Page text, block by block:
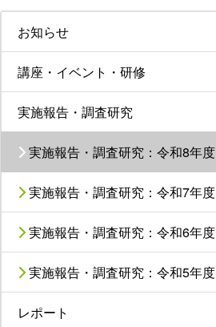
お知らせ
講座・イベント・研修
実施報告・調査研究
実施報告・調査研究：令和8年度
実施報告・調査研究：令和7年度
実施報告・調査研究：令和6年度
実施報告・調査研究：令和5年度
レポート